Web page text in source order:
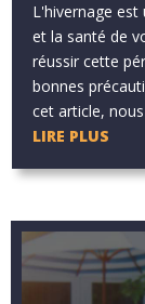
L'hivernage est
et la santé de
réussir cette
bonnes
cet article, nous
LIRE PLUS